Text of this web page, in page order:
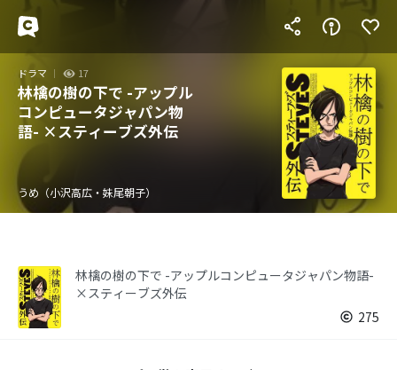
ドラマ 17
林檎の樹の下で -アップル
コンピュータジャパン物
語- ×スティーブズ外伝
うめ（小沢高広・妹尾朝子）
林檎の樹の下で -アップルコンピュータジャパン物語-
×スティーブズ外伝
275